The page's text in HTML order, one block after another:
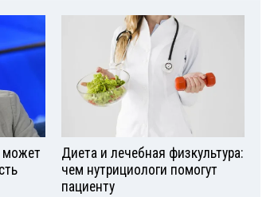
может
Диета и лечебная физкультура:
чем нутрициологи помогут
пациенту